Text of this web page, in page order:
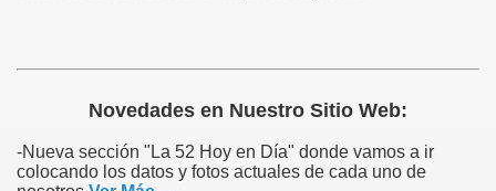
Novedades en Nuestro Sitio Web:
-Nueva sección "La 52 Hoy en Día" donde vamos a ir
colocando los datos y fotos actuales de cada uno de